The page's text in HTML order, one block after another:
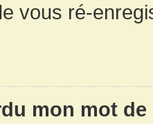
vous ré-
mon mot